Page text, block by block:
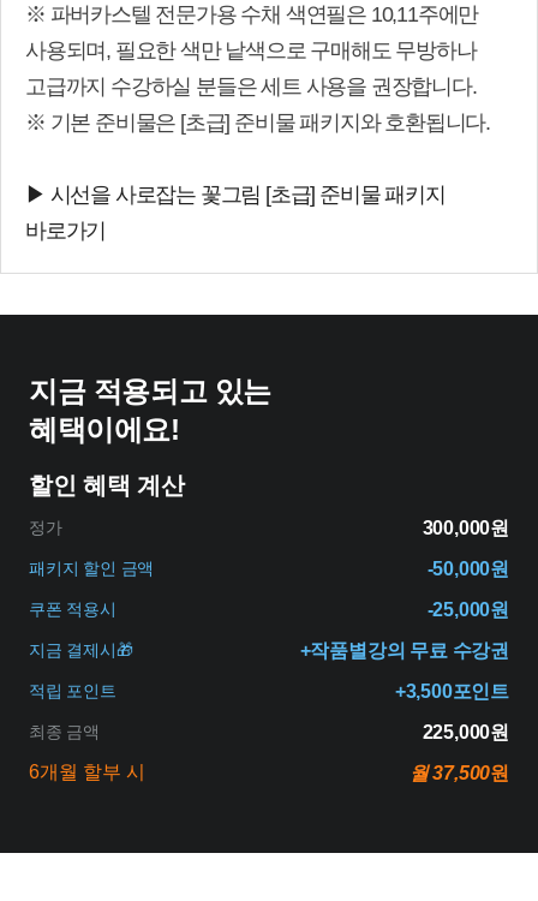
※ 파버카스텔 전문가용 수채 색연필은 10,11주에만
사용되며, 필요한 색만 낱색으로 구매해도 무방하나
고급까지 수강하실 분들은 세트 사용을 권장합니다.
※ 기본 준비물은 [초급] 준비물 패키지와 호환됩니다.
▶ 시선을 사로잡는 꽃그림 [초급] 준비물 패키지
바로가기
지금 적용되고 있는
혜택이에요!
할인 혜택 계산
정가 300,000원
패키지 할인 금액 -50,000원
쿠폰 적용시 -25,000원
지금 결제시🎁 +작품별강의 무료 수강권
적립 포인트 +3,500포인트
최종 금액
225,000원
6개월 할부 시
월 37,500원